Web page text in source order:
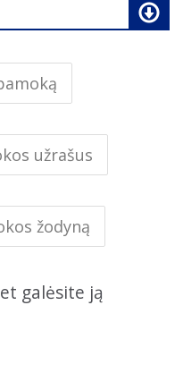
užrašus
žodyną
galėsite ją